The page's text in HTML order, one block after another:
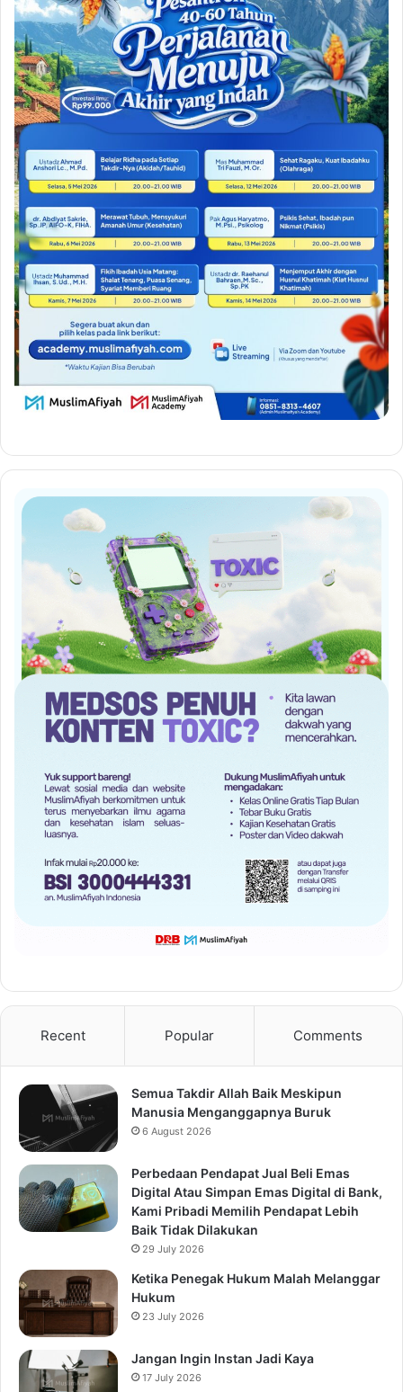
Recent Popular Comments
Semua Takdir Allah Baik Meskipun
Manusia Menganggapnya Buruk
6 August 2026
Perbedaan Pendapat Jual Beli Emas
Digital Atau Simpan Emas Digital di Bank,
Kami Pribadi Memilih Pendapat Lebih
Baik Tidak Dilakukan
29 July 2026
Ketika Penegak Hukum Malah Melanggar
Hukum
23 July 2026
Jangan Ingin Instan Jadi Kaya
17 July 2026